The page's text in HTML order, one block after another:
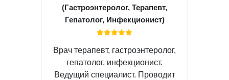
(Гастроэнтеролог, Терапевт,
Гепатолог, Инфекционист)
Врач терапевт, гастроэнтеролог,
гепатолог, инфекционист.
Ведущий специалист. Проводит